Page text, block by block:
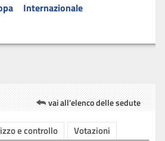
Internazionale
vai all'elenco delle sedute
e controllo Votazioni